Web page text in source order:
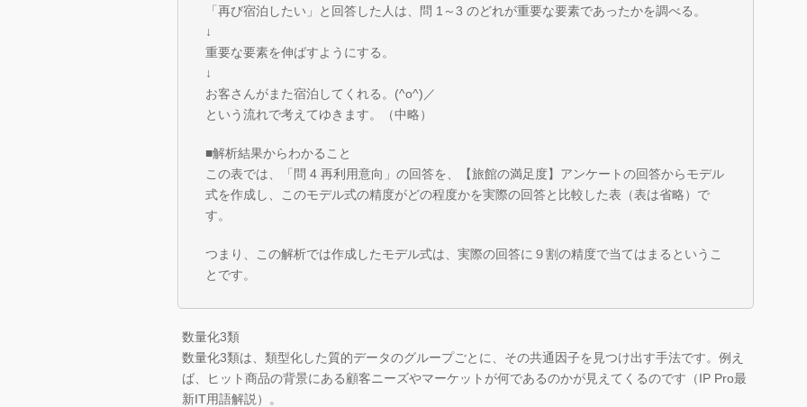
「再び宿泊したい」と回答した人は、問 1～3 のどれが重要な要素であったかを調べる。
↓
重要な要素を伸ばすようにする。
↓
お客さんがまた宿泊してくれる。(^o^)／
という流れで考えてゆきます。（中略）
■解析結果からわかること
この表では、「問 4 再利用意向」の回答を、【旅館の満足度】アンケートの回答からモデル
式を作成し、このモデル式の精度がどの程度かを実際の回答と比較した表（表は省略）で
す。
つまり、この解析では作成したモデル式は、実際の回答に９割の精度で当てはまるというこ
とです。
数量化3類
数量化3類は、類型化した質的データのグループごとに、その共通因子を見つけ出す手法です。例え
ば、ヒット商品の背景にある顧客ニーズやマーケットが何であるのかが見えてくるのです（IP Pro最
新IT用語解説）。